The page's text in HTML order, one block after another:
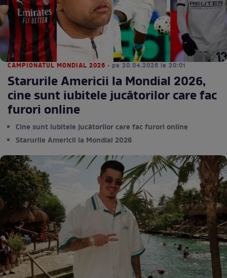
CAMPIONATUL MONDIAL 2026 • pe 20.04.2026 la 20:01
Starurile Americii la Mondial 2026,
cine sunt iubitele jucătorilor care fac
furori online
Cine sunt iubitele jucătorilor care fac furori online
Starurile Americii la Mondial 2026